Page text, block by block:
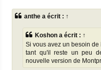
s
s
anthe a écrit : ↑
Koshon a écrit : ↑
Si vous avez un besoin
tant qu'il reste un peu
nouvelle version de